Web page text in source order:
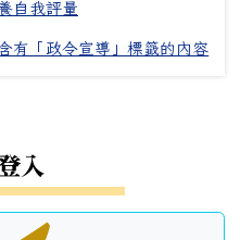
自我評量
有「政令宣導」標籤的內容
入